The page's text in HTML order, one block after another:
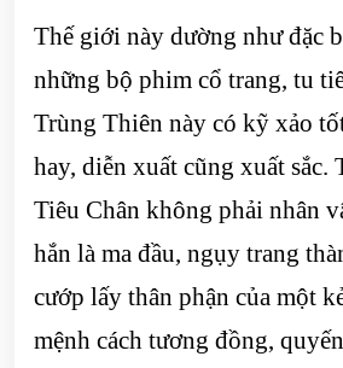
Thế giới này dường như đặc
những bộ phim cổ trang, tu
Trùng Thiên này có kỹ xảo
hay, diễn xuất cũng xuất sắc.
Tiêu Chân không phải nhân
hắn là ma đầu, ngụy trang
cướp lấy thân phận của một
mệnh cách tương đồng,